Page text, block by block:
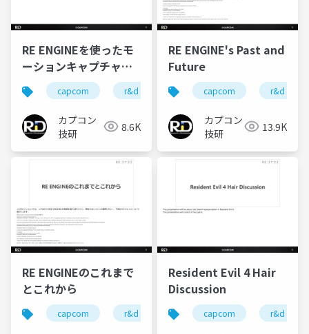
RE ENGINEを使ったモ
ーションキャプチャー
リアルタイムプレビュ
ー
capcom r&d カプコン カプコン技研
カプコン
技研
8.6K
RE ENGINE's Past and
Future
capcom r&d
カプコン
技研
13.9K
RE ENGINEのこれまで
とこれから
capcom r&d カプコン カプコン技研
Resident Evil 4 Hair
Discussion
capcom r&d